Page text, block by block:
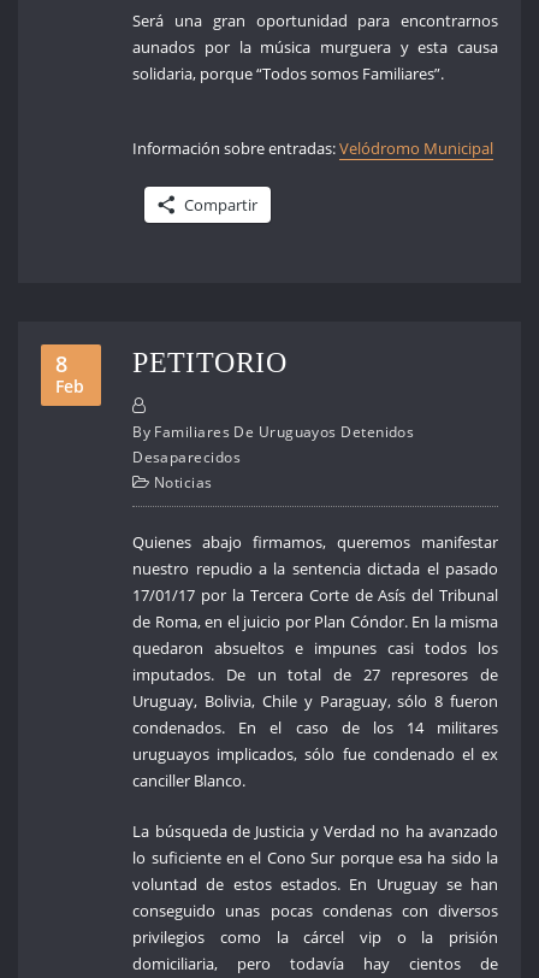
Será una gran oportunidad para encontrarnos
aunados por la música murguera y esta causa
solidaria, porque “Todos somos Familiares”.
Información sobre entradas:Velódromo Municipal
Compartir
8
Feb
PETITORIO
By Familiares De Uruguayos Detenidos
Desaparecidos
Noticias
Quienes abajo firmamos, queremos manifestar
nuestro repudio a la sentencia dictada el pasado
17/01/17 por la Tercera Corte de Asís del Tribunal
de Roma, en el juicio por Plan Cóndor. En la misma
quedaron absueltos e impunes casi todos los
imputados. De un total de 27 represores de
Uruguay, Bolivia, Chile y Paraguay, sólo 8 fueron
condenados. En el caso de los 14 militares
uruguayos implicados, sólo fue condenado el ex
canciller Blanco.
La búsqueda de Justicia y Verdad no ha avanzado
lo suficiente en el Cono Sur porque esa ha sido la
voluntad de estos estados. En Uruguay se han
conseguido unas pocas condenas con diversos
privilegios como la cárcel vip o la prisión
domiciliaria, pero todavía hay cientos de